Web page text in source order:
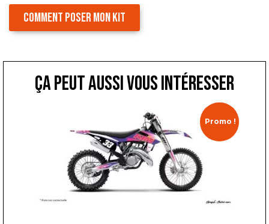
COMMENT POSER MON KIT
ça peut aussi vous intéresser
Promo !